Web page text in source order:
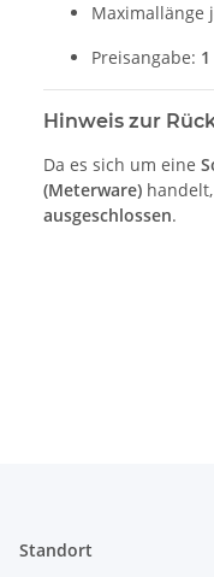
Maximallänge
Preisangabe:
Hinweis zur
Da es sich um eine
(Meterware)
ausgeschlossen.
Standort